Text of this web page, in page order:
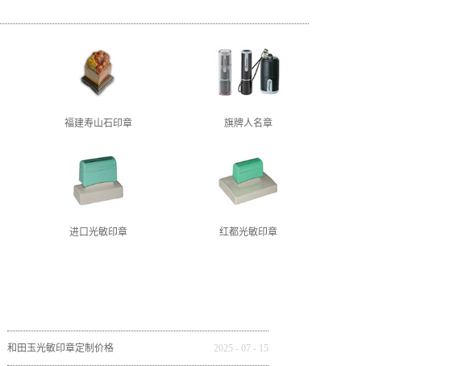
福建寿山石印章 旗牌人名章
进口光敏印章 红都光敏印章
和田玉光敏印章定制价格 2025 -07 - 15